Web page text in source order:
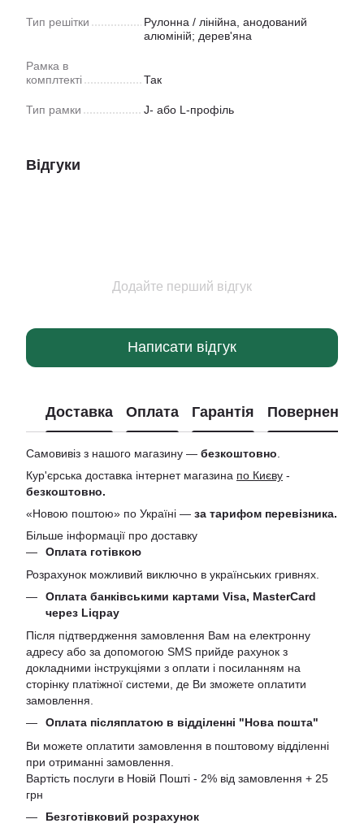
Тип решітки
Рулонна / лінійна, анодований
алюміній; дерев'яна
Рамка в
комплтекті
Так
Тип рамки J- або L-профіль
Відгуки
Додайте перший відгук
Написати відгук
Доставка Оплата Гарантія Повернення
Самовивіз з нашого магазину — безкоштовно
Кур'єрська доставка інтернет магазина по Києву -
безкоштовно.
«Новою поштою» по Україні — за тарифом перевізника.
Більше інформації про доставку
Оплата готівкою
Розрахунок можливий виключно в українських гривнях.
Оплата банківськими картами Visa, MasterCard
через Liqpay
Після підтвердження замовлення Вам на електронну
адресу або за допомогою SMS прийде рахунок з
докладними інструкціями з оплати і посиланням на
сторінку платіжної системи, де Ви зможете оплатити
замовлення.
Оплата післяплатою в відділенні "Нова пошта"
Ви можете оплатити замовлення в поштовому відділенні
при отриманні замовлення.
Вартість послуги в Новій Пошті - 2% від замовлення + 25
грн
Безготівковий розрахунок